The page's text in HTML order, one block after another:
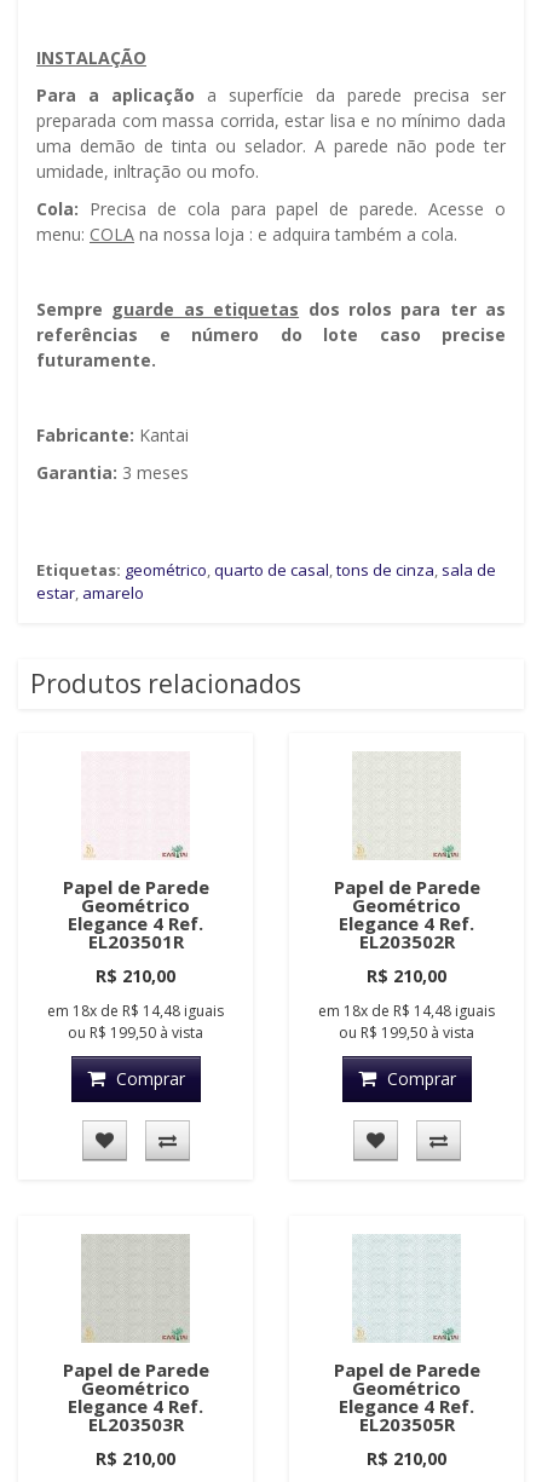
INSTALAÇÃO
Para a aplicação a superfície da parede precisa ser
preparada com massa corrida, estar lisa e no mínimo dada
uma demão de tinta ou selador. A parede não pode ter
umidade, infiltração ou mofo.
Cola: Precisa de cola para papel de parede. Acesse o
menu: COLA na nossa loja : e adquira também a cola.
Sempre guarde as etiquetas dos rolos para ter as
referências e número do lote caso precise
futuramente.
Fabricante: Kantai
Garantia: 3 meses
Etiquetas: geométrico,quarto de casal,tons de cinza, sala de
estar, amarelo
Produtos relacionados
Papel de Parede
Geométrico
Elegance 4 Ref.
EL203501R
R$ 210,00
em 18x de R$ 14,48 iguais
ou R$ 199,50 à vista
Comprar
Papel de Parede
Geométrico
Elegance 4 Ref.
EL203502R
R$ 210,00
em 18x de R$ 14,48 iguais
ou R$ 199,50 à vista
Comprar
Papel de Parede
Geométrico
Elegance 4 Ref.
EL203503R
R$ 210,00
Papel de Parede
Geométrico
Elegance 4 Ref.
EL203505R
R$ 210,00